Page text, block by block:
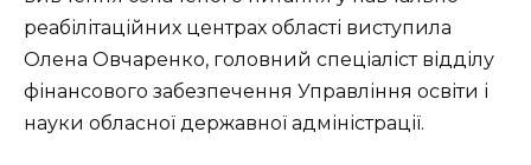
реабілітаційних центрах області виступила
Олена Овчаренко, головний спеціаліст відділу
фінансового забезпечення Управління освіти і
науки обласної державної адміністрації.